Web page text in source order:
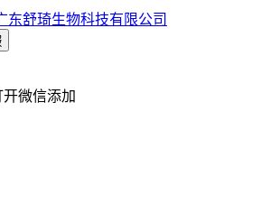
微信添加